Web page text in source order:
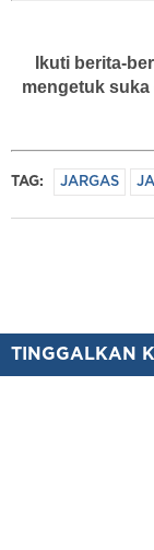
Ikuti berita-
mengetuk
TAG: JARGAS
TINGGALKAN